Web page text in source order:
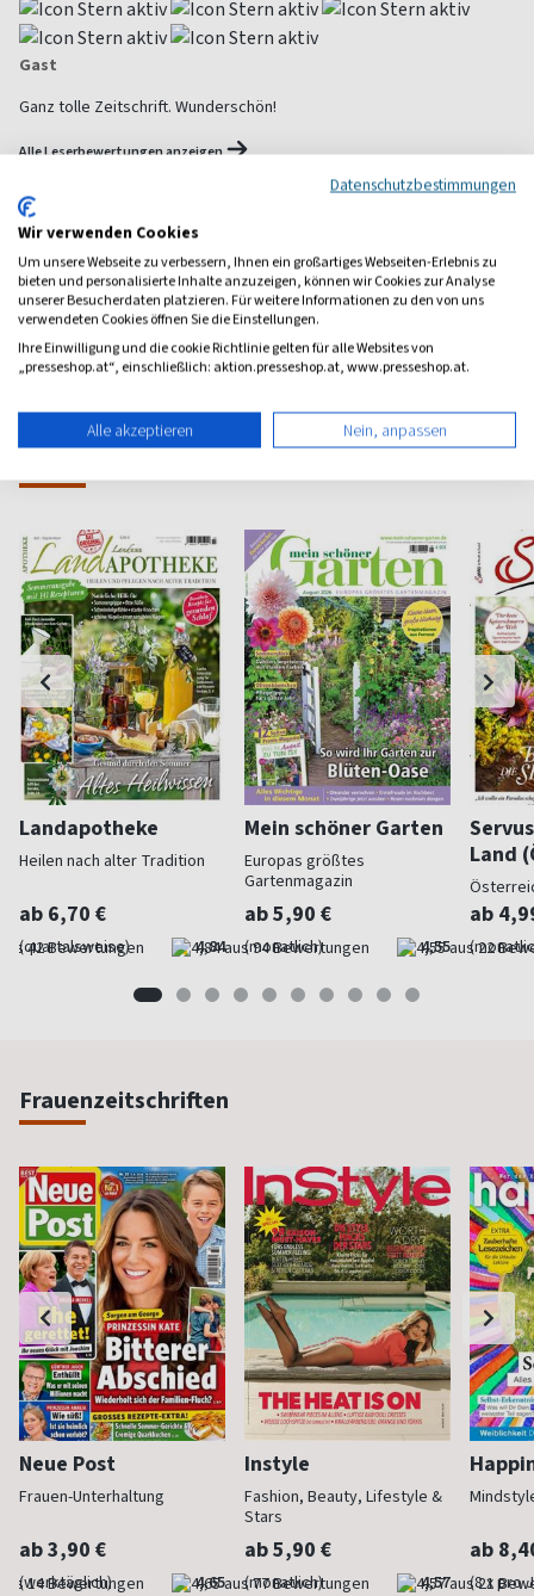
Gast
Ganz tolle Zeitschrift. Wunderschön!
Alle Leserbewertungen anzeigen
1 Jahr Freude schenken!
Bei einer Auswahl von über 1.800 Magazinen finden Sie das
richtige Geschenk für jeden.
zum Geschenkabo-Finder
Landapotheke
Heilen nach alter Tradition
ab 6,70 €
(quartalsweise) 4,84
Mein schöner Garten
Europas größtes
Gartenmagazin
ab 5,90 €
(monatlich) 4,55
Land
ab
Frauenzeitschriften
Neue Post
Frauen-Unterhaltung
ab 3,90 €
(werktäglich) 4,65
Instyle
Fashion, Beauty, Lifestyle &
Stars
ab 5,90 €
(monatlich) 4,57
ab
(8 x pro
Datenschutzbestimmungen
Wir verwenden Cookies
Um unsere Webseite zu verbessern, Ihnen ein großartiges Webseiten-Erlebnis zu
bieten und personalisierte Inhalte anzuzeigen, können wir Cookies zur Analyse
unserer Besucherdaten platzieren. Für weitere Informationen zu den von uns
verwendeten Cookies öffnen Sie die Einstellungen.
Ihre Einwilligung und die cookie Richtlinie gelten für alle Websites von
„presseshop.at“, einschließlich: aktion.presseshop.at, www.presseshop.at.
Alle akzeptieren Nein, anpassen